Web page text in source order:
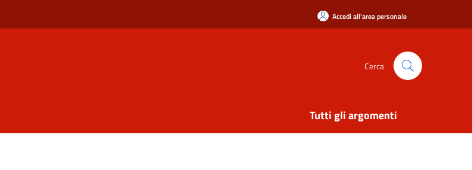
Accedi all'area personale
Cerca
Tutti gli argomenti